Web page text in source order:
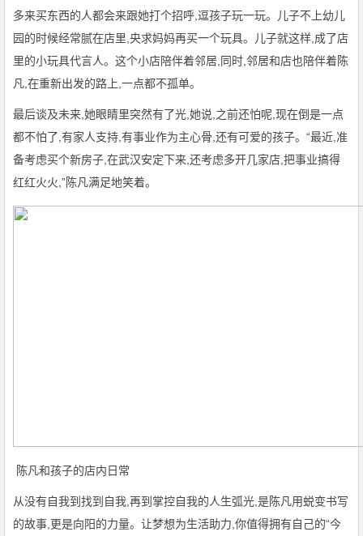
多来买东西的人都会来跟她打个招呼,逗孩子玩一玩。儿子不上幼儿
园的时候经常腻在店里,央求妈妈再买一个玩具。儿子就这样,成了店
里的小玩具代言人。这个小店陪伴着邻居,同时,邻居和店也陪伴着陈
凡,在重新出发的路上,一点都不孤单。
最后谈及未来,她眼睛里突然有了光,她说,之前还怕呢,现在倒是一点
都不怕了,有家人支持,有事业作为主心骨,还有可爱的孩子。“最近,准
备考虑买个新房子,在武汉安定下来,还考虑多开几家店,把事业搞得
红红火火,”陈凡满足地笑着。
陈凡和孩子的店内日常
从没有自我到找到自我,再到掌控自我的人生弧光,是陈凡用蜕变书写
的故事,更是向阳的力量。让梦想为生活助力,你值得拥有自己的“今